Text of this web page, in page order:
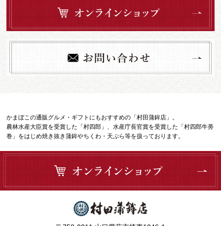
かまぼこの通販グルメ・ギフトにもおすすめの「村田蒲鉾店」。
農林水産大臣賞を受賞した「村四郎」、水産庁長官賞を受賞した「村四郎牛蒡
巻」をはじめ焼き抜き蒲鉾やちくわ・天ぷら等を扱っております。